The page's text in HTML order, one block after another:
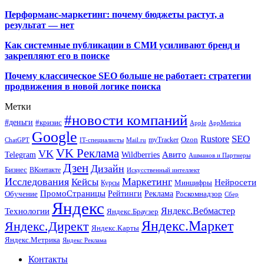
Перформанс-маркетинг: почему бюджеты растут, а
результат — нет
Как системные публикации в СМИ усиливают бренд и
закрепляют его в поиске
Почему классическое SEO больше не работает: стратегии
продвижения в новой логике поиска
Метки
#деньги #кризис #новости компаний Apple AppMetrica
ChatGPT Google IT-специалисты Mail.ru myTracker Ozon Rustore SEO
Telegram VK VK Реклама Wildberries Авито Ашманов и Партнеры
Бизнес ВКонтакте Дзен Дизайн Искусственный интеллект
Исследования Кейсы Курсы Маркетинг Минцифры Нейросети
Обучение ПромоСтраницы Рейтинги Реклама Роскомнадзор Сбер
Технологии Яндекс Яндекс.Браузер Яндекс.Вебмастер
Яндекс.Директ Яндекс.Карты Яндекс.Маркет
Яндекс.Метрика Яндекс Реклама
Контакты